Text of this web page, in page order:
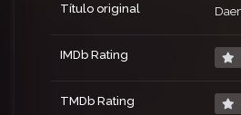
Título original
IMDb Rating
TMDb Rating